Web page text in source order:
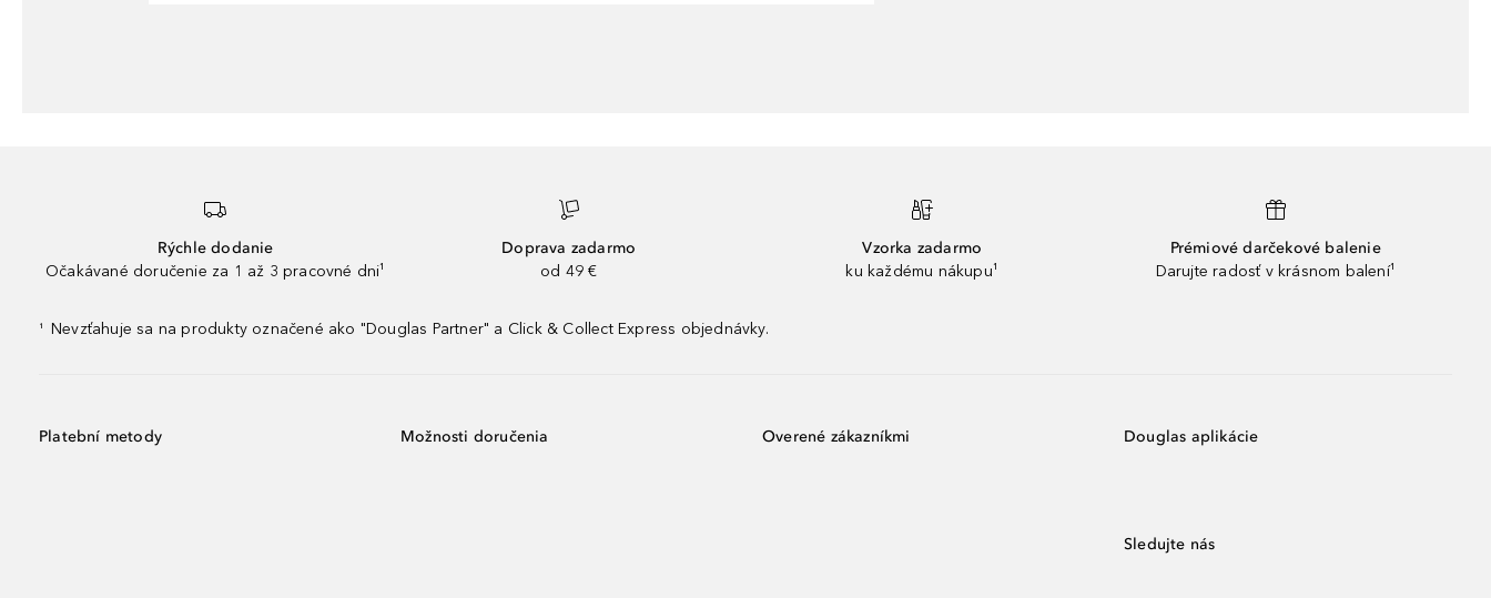
Rýchle dodanie
Očakávané doručenie za 1 až 3 pracovné dni¹
Doprava zadarmo
od 49 €
Vzorka zadarmo
ku každému nákupu¹
Prémiové darčekové balenie
Darujte radosť v krásnom balení¹
¹ Nevzťahuje sa na produkty označené ako "Douglas Partner" a Click & Collect Express objednávky.
Platební metody Možnosti doručenia Overené zákazníkmi Douglas aplikácie
Sledujte nás